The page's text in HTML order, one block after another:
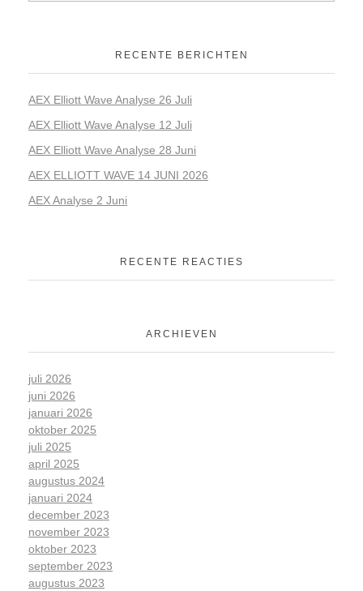
RECENTE BERICHTEN
AEX Elliott Wave Analyse 26 Juli
AEX Elliott Wave Analyse 12 Juli
AEX Elliott Wave Analyse 28 Juni
AEX ELLIOTT WAVE 14 JUNI 2026
AEX Analyse 2 Juni
RECENTE REACTIES
ARCHIEVEN
juli 2026
juni 2026
januari 2026
oktober 2025
juli 2025
april 2025
augustus 2024
januari 2024
december 2023
november 2023
oktober 2023
september 2023
augustus 2023